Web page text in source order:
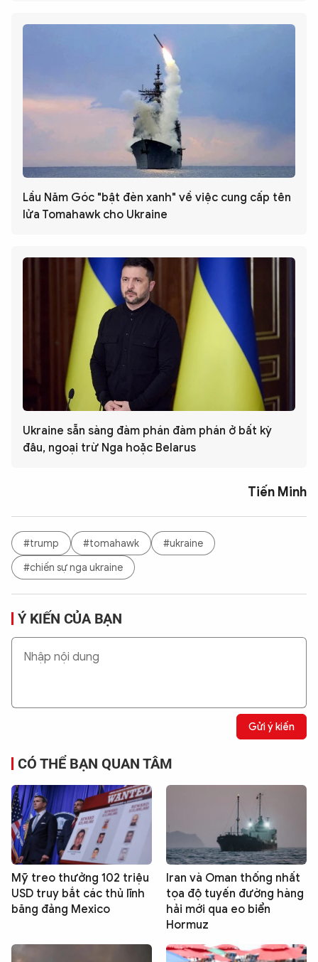
Lầu Năm Góc "bật đèn xanh" về việc cung cấp tên
lửa Tomahawk cho Ukraine
Ukraine sẵn sàng đàm phán đàm phán ở bất kỳ
đâu, ngoại trừ Nga hoặc Belarus
Tiến Minh
#trump #tomahawk
#ukraine
#chiến sự nga ukraine
Ý KIẾN CỦA BẠN
Gửi ý kiến
CÓ THỂ BẠN QUAN TÂM
Mỹ treo thưởng 102 triệu
USD truy bắt các thủ lĩnh
băng đảng Mexico
Iran và Oman thống nhất
tọa độ tuyến đường hàng
hải mới qua eo biển
Hormuz